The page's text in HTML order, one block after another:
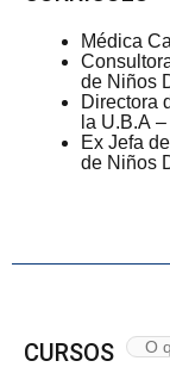
Médica
de Niños
Directora
la U.B.A
Ex Jefa
de Niños
CURSOS